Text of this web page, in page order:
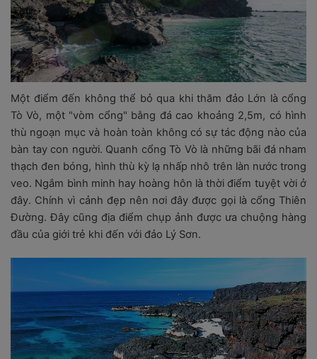
Một điểm đến không thể bỏ qua khi thăm đảo Lớn là cổng
Tò Vò, một "vòm cổng" bằng đá cao khoảng 2,5m, có hình
thù ngoạn mục và hoàn toàn không có sự tác động nào của
bàn tay con người. Quanh cổng Tò Vò là những bãi đá nham
thạch đen bóng, hình thù kỳ lạ nhấp nhô trên làn nước trong
veo. Ngắm bình minh hay hoàng hôn là thời điểm tuyệt vời ở
đây. Chính vì cảnh đẹp nên nơi đây được gọi là cổng Thiên
Đường. Đây cũng địa điểm chụp ảnh được ưa chuộng hàng
đầu của giới trẻ khi đến với đảo Lý Sơn.